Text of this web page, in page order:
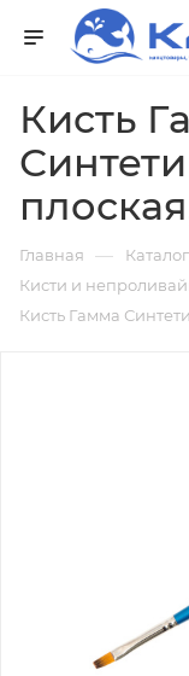
Кисть
Главная — Каталог
Кисти и
Кисть Гамма